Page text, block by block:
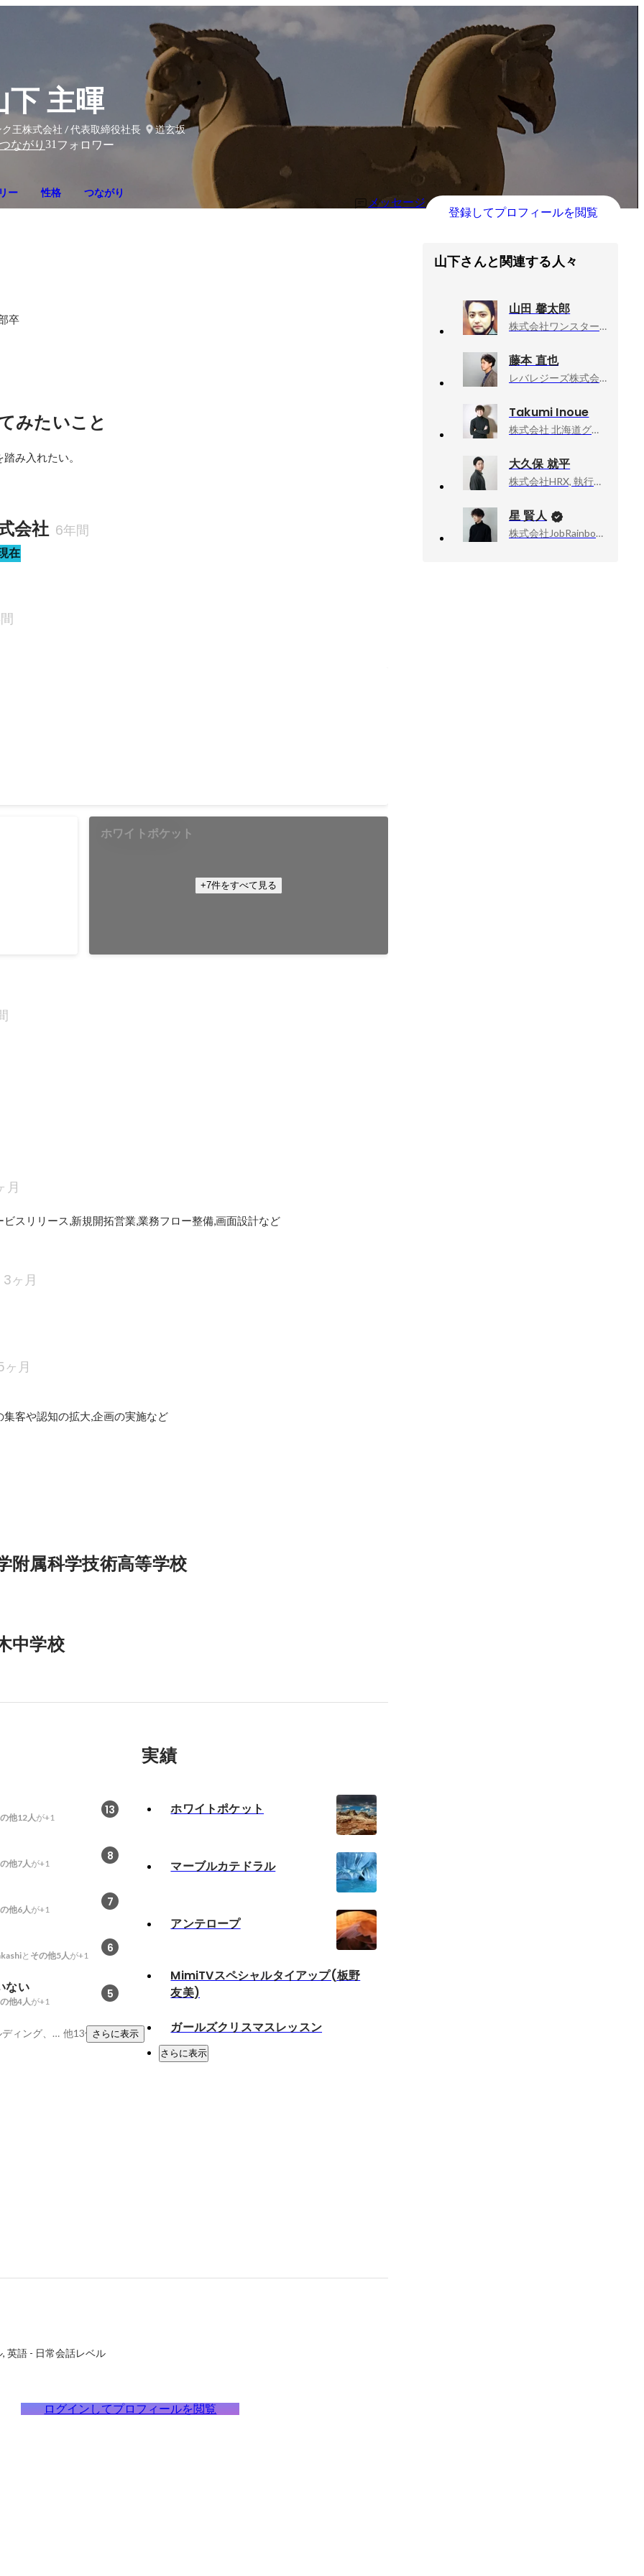
下 主暉
ク王株式会社 / 代表取締役社長
道玄坂
ながり 31 フォロワー
ー 性格 つながり
メッセージ
登録してプロフィールを閲覧
卒
みたいこと
み入れたい。
会社 6年間
在
ホワイトポケット
+7件をすべて見る
月
スリリース,新規開拓営業,業務フロー整備,画面設計など
3ヶ月
ヶ月
客や認知の拡大,企画の実施など
附属科学技術高等学校
中学校
13
他12人が+1
8
他7人が+1
7
他6人が+1
6
と その他5人が+1
ない 5
他4人が+1
ユーモア、チームビルディング、足が長い 他13件さらに表示
実績
ホワイトポケット
マーブルカテドラル
アンテロープ
MimiTVスペシャルタイアップ(板野
友美)
ガールズクリスマスレッスン
さらに表示
英語- 日常会話レベル
ログインしてプロフィールを閲覧
山下さんと関連する人々
山田 馨太郎
株式会社ワンスター, セールスコンサルティング部 部長
藤本 直也
レバレジーズ株式会社, 執行役員
Takumi Inoue
株式会社 北海道グローバルリンクス, 経営企画室 / ディレクター
大久保 就平
株式会社HRX, 執行役員CSO
星 賢人
株式会社JobRainbow, CEO